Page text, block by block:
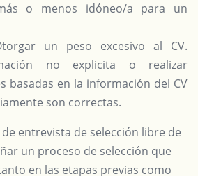
o menos idóneo/a para un
un peso excesivo al CV.
no explicita o realizar
basadas en la información del CV
son correctas.
entrevista de selección libre de
un proceso de selección que
en las etapas previas como